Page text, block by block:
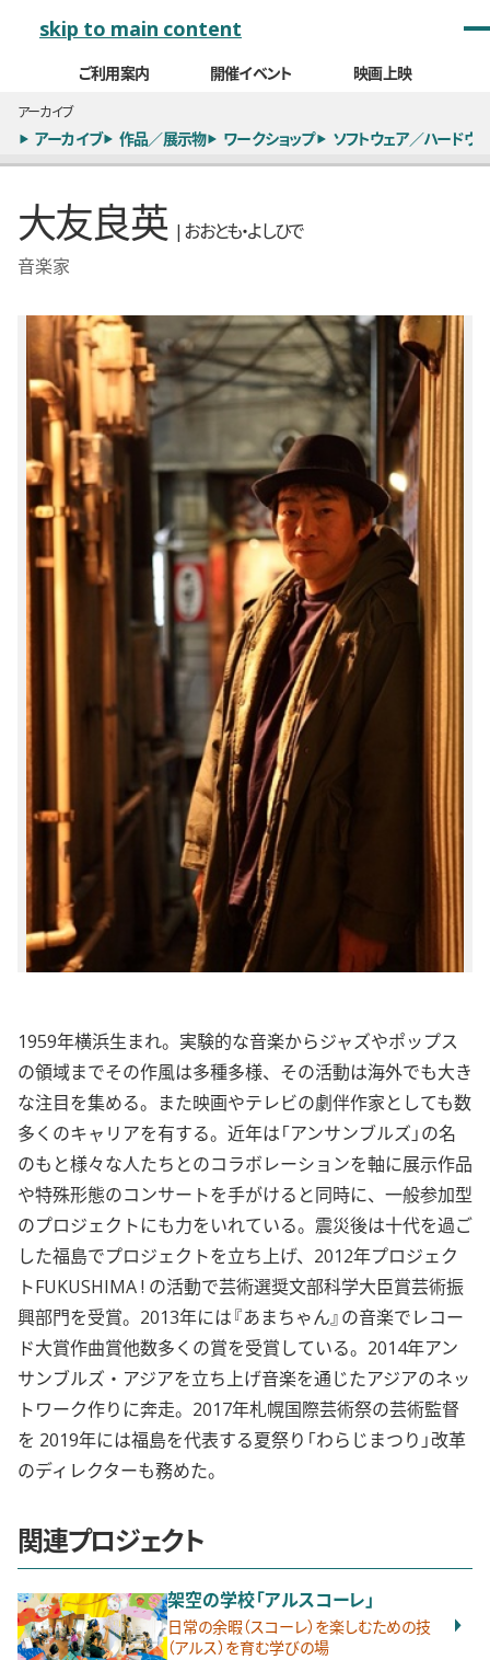
skip to main content
ご利用案内 開催イベント 映画上映
アーカイブ
アーカイブ 作品／展示物 ワークショップ ソフトウェア／ハードウ
大友良英 | おおとも・よしひで
音楽家
1959年横浜生まれ。実験的な音楽からジャズやポップス
の領域までその作風は多種多様、その活動は海外でも大き
な注目を集める。また映画やテレビの劇伴作家としても数
多くのキャリアを有する。近年は「アンサンブルズ」の名
のもと様々な人たちとのコラボレーションを軸に展示作品
や特殊形態のコンサートを手がけると同時に、一般参加型
のプロジェクトにも力をいれている。震災後は十代を過ご
した福島でプロジェクトを立ち上げ、2012年プロジェク
トFUKUSHIMA ! の活動で芸術選奨文部科学大臣賞芸術振
興部門を受賞。2013年には『あまちゃん』の音楽でレコー
ド大賞作曲賞他数多くの賞を受賞している。2014年アン
サンブルズ・アジアを立ち上げ音楽を通じたアジアのネッ
トワーク作りに奔走。2017年札幌国際芸術祭の芸術監督
を 2019年には福島を代表する夏祭り「わらじまつり」改革
のディレクターも務めた。
関連プロジェクト
架空の学校「アルスコーレ」
日常の余暇（スコーレ）を楽しむための技
（アルス）を育む学びの場